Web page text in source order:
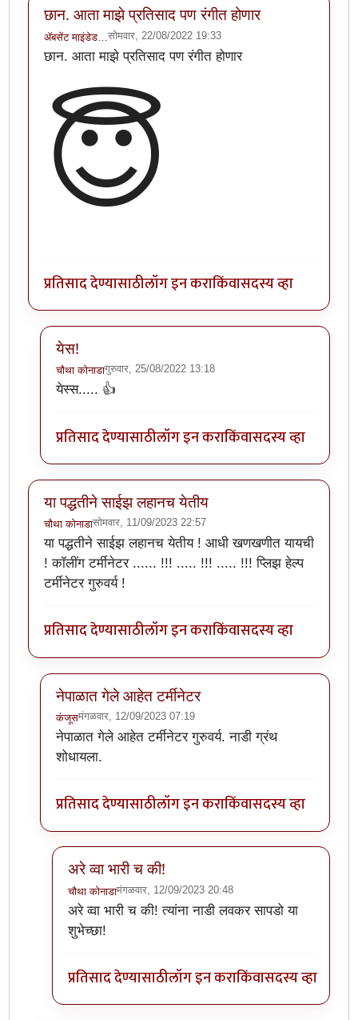
छान. आता माझे प्रतिसाद पण रंगीत होणार
ॲबसेंट माइंडेड… सोमवार, 22/08/2022 19:33
छान. आता माझे प्रतिसाद पण रंगीत होणार
😇
प्रतिसाद देण्यासाठीलॉग इन कराकिंवासदस्य व्हा
येस!
चौथा कोनाडागुरुवार, 25/08/2022 13:18
In reply to
येस्स..... 👍
प्रतिसाद देण्यासाठीलॉग इन कराकिंवासदस्य व्हा
या पद्धतीने साईझ लहानच येतीय
चौथा कोनाडासोमवार, 11/09/2023 22:57
या पद्धतीने साईझ लहानच येतीय ! आधी खणखणीत यायची
! कॉलींग टर्मीनेटर ...... !!! ..... !!! ..... !!! प्लिझ हेल्प
टर्मीनेटर गुरुवर्य !
प्रतिसाद देण्यासाठीलॉग इन कराकिंवासदस्य व्हा
नेपाळात गेले आहेत टर्मीनेटर
कंजूसमंगळवार, 12/09/2023 07:19
In reply toया पद्धतीने साईझ लहानच येतीयby
नेपाळात गेले आहेत टर्मीनेटर गुरुवर्य. नाडी ग्रंथ
शोधायला.
प्रतिसाद देण्यासाठीलॉग इन कराकिंवासदस्य व्हा
अरे व्वा भारी च की!
चौथा कोनाडामंगळवार, 12/09/2023 20:48
In reply toनेपाळात गेले आहेत टर्मीनेटरby कंजूस
अरे व्वा भारी च की! त्यांना नाडी लवकर सापडो या
शुभेच्छा!
प्रतिसाद देण्यासाठीलॉग इन कराकिंवासदस्य व्हा